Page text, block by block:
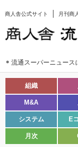
商人舎公式サイト 月刊商
流通スーパーニュース
組織
M&A
システム E
月次